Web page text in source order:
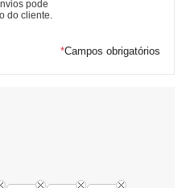
pode
do cliente.
*Campos obrigatórios